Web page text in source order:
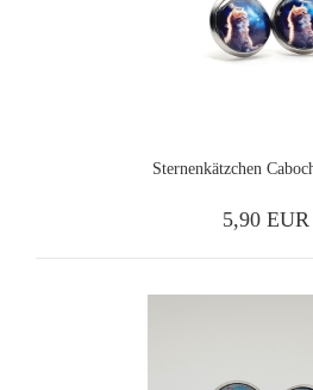
Sternenkätzchen
5,90 EUR